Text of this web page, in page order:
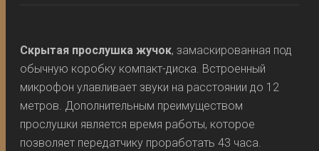
Скрытая прослушка жучок, замаскированная под
обычную коробку компакт-диска. Встроенный
микрофон улавливает звуки на расстоянии до 12
метров. Дополнительным преимуществом
прослушки является время работы, которое
позволяет передатчику проработать 43 часа.